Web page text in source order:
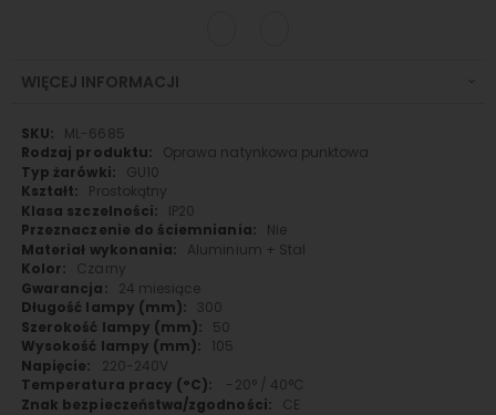
WIĘCEJ INFORMACJI
Więcej
informacji
ML-6685
Oprawa natynkowa punktowa
GU10
Prostokątny
IP20
Nie
Aluminium + Stal
Czarny
24 miesiące
300
50
105
220-240V
-20° / 40°C
CE